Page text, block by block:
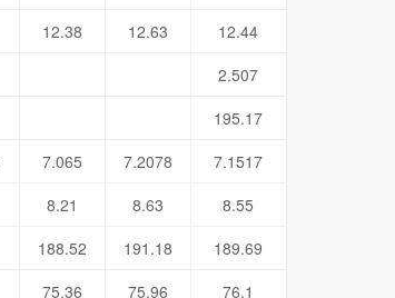
12.38 12.63
12.44
2.507
195.17
7.065 7.2078
7.1517
8.21 8.63
8.55
188.52 191.18
189.69
75.36 75.96
76.1